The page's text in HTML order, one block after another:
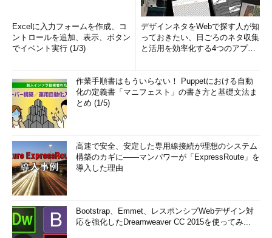
【2011/06/03】
Windows Vista／Windows 7／Windows
Server 2008／Windows Server 2008 R2に関する記述を追加
しました。
【2006/02/04】 初版公開。
■この記事と関連性の高い別の記事
Windows 7でフォルダーの名前が変更できない不具合を
エクスプローラのサムネイル画像の品質を変更する
（TIPS）
エクスプローラの縮小表示機能を使って多数のWebペー
ジを画面上でざっと見渡す
IE 6でイメージが正しく表示されない（TIPS）
Windows XPで変わったユーザー／コンピュータ／グルー
Excelに入力フォームを作成、コ
ントロールを追加、表示、ボタン
でイベント実行 (1/3)
デザインネタをWebで探す人が知
っておきたい、日ごろのネタ収集
と活用を効率化する4つのアプリ
作業手順書はもういらない！ Puppetにおける自動
化の定義書「マニフェスト」の書き方と基礎文法ま
とめ (1/5)
高速で安全、安定した専用線接続が理想のシステム
構築のカギに――マンパワーが「ExpressRoute」を
導入した理由
Bootstrap、Emmet、レスポンシブWebデザイン対
応を強化したDreamweaver CC 2015を使ってみ...